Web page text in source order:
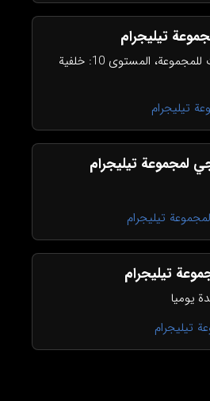
تيليجرام
المستوى 9: 8 خلفيات للمجموعة، المستوى 10: خلفية
تيليجرام
لمجموعة تيليجرام
تيليجرام
تيليجرام
تيليجرام